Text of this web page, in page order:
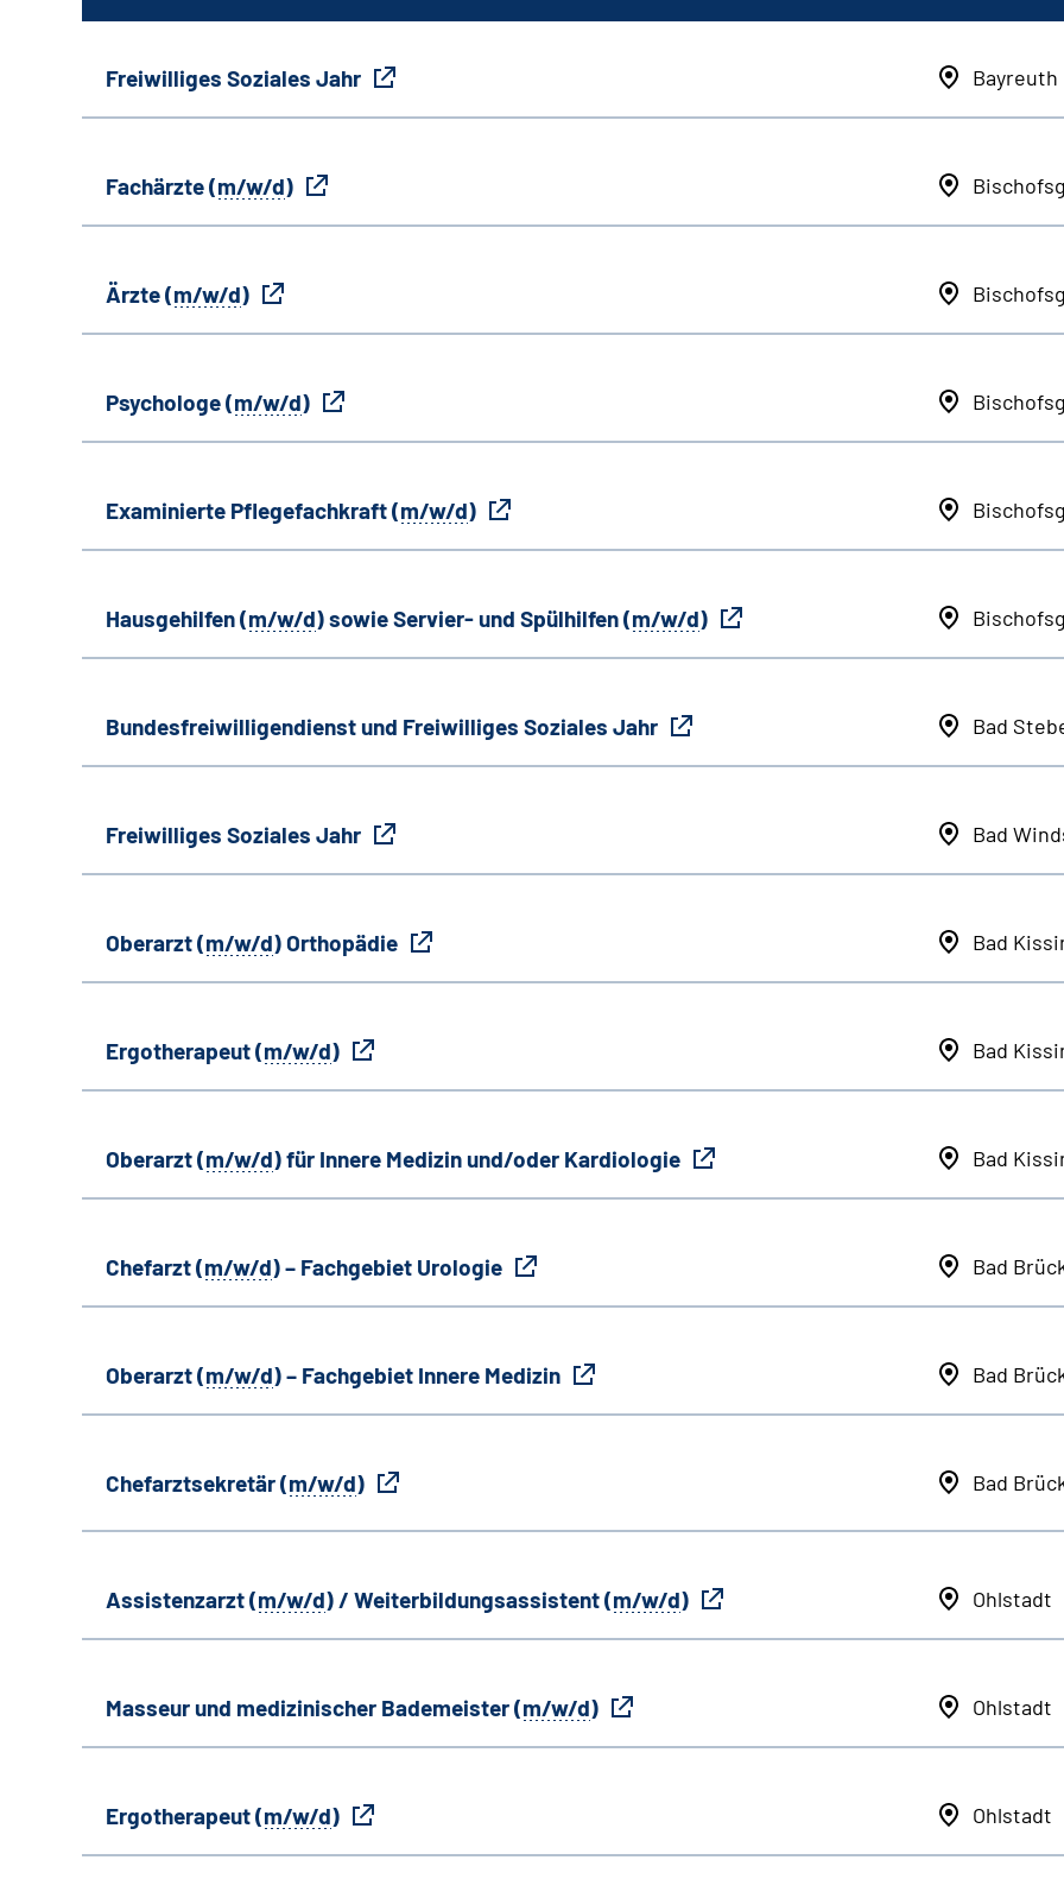
Freiwilliges Soziales Jahr Bayreuth
Fachärzte (m/w/d)
Ärzte (m/w/d)
Psychologe (m/w/d)
Examinierte Pflegefachkraft (m/w/d)
Hausgehilfen (m/w/d) sowie Servier- und Spülhilfen (m/w/d)
Bundesfreiwilligendienst und Freiwilliges Soziales Jahr Bad
Freiwilliges Soziales Jahr Bad
Oberarzt (m/w/d) Orthopädie Bad
Ergotherapeut (m/w/d) Bad
Oberarzt (m/w/d) für Innere Medizin und/oder Kardiologie Bad
Chefarzt (m/w/d) – Fachgebiet Urologie Bad
Oberarzt (m/w/d) – Fachgebiet Innere Medizin Bad
Chefarztsekretär (m/w/d) Bad
Assistenzarzt (m/w/d) / Weiterbildungsassistent (m/w/d) Ohlstadt
Masseur und medizinischer Bademeister (m/w/d) Ohlstadt
Ergotherapeut (m/w/d) Ohlstadt